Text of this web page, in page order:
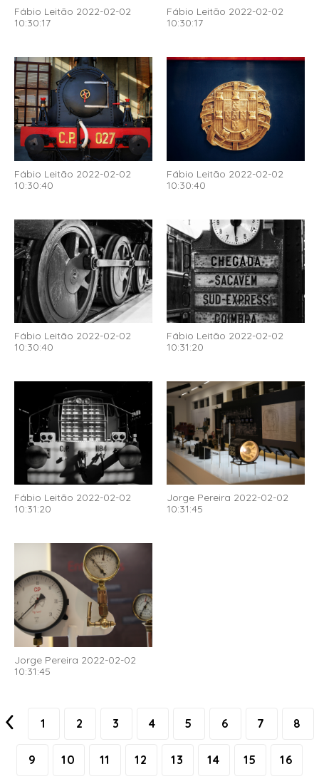
Fábio Leitão 2022-02-02
10:30:17
Fábio Leitão 2022-02-02
10:30:17
Fábio Leitão 2022-02-02
10:30:40
Fábio Leitão 2022-02-02
10:30:40
Fábio Leitão 2022-02-02
10:30:40
Fábio Leitão 2022-02-02
10:31:20
Fábio Leitão 2022-02-02
10:31:20
Jorge Pereira 2022-02-02
10:31:45
Jorge Pereira 2022-02-02
10:31:45
1 2 3 4 5 6 7 8
9 10 11 12 13 14 15 16